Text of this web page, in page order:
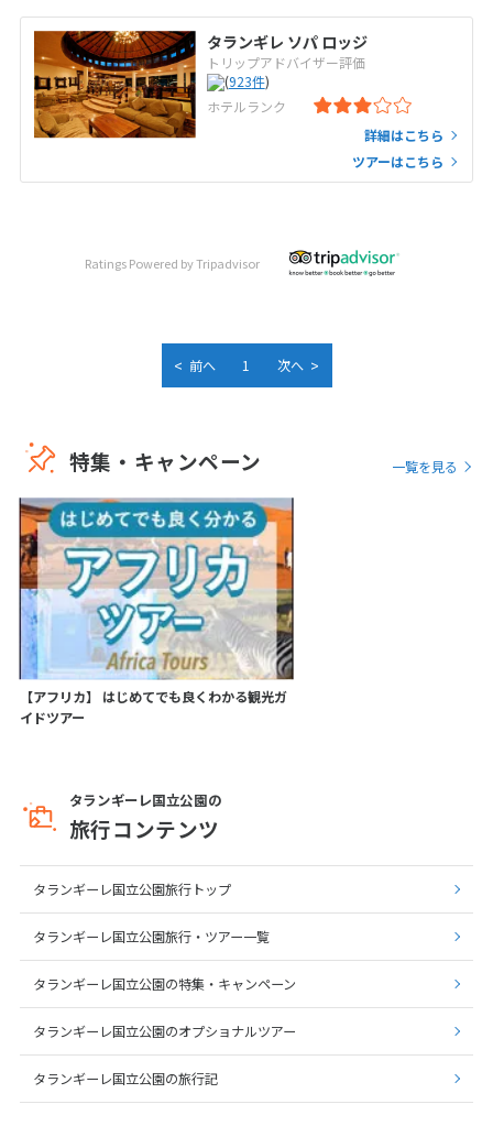
タランギレ ソパ ロッジ
トリップアドバイザー評価
(923件)
ホテルランク
詳細はこちら
ツアーはこちら
Ratings Powered by Tripadvisor
< 前へ 1 次へ >
特集・キャンペーン 一覧を見る
【アフリカ】 はじめてでも良くわかる観光ガ
イドツアー
タランギーレ国立公園の
旅行コンテンツ
タランギーレ国立公園旅行トップ
タランギーレ国立公園旅行・ツアー一覧
タランギーレ国立公園の特集・キャンペーン
タランギーレ国立公園のオプショナルツアー
タランギーレ国立公園の旅行記